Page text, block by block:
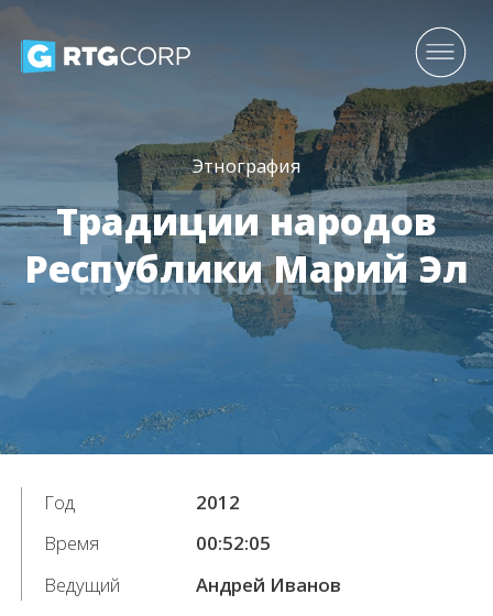
Этнография
Традиции народов
Республики Марий Эл
Год
2012
Время
00:52:05
Ведущий
Андрей Иванов